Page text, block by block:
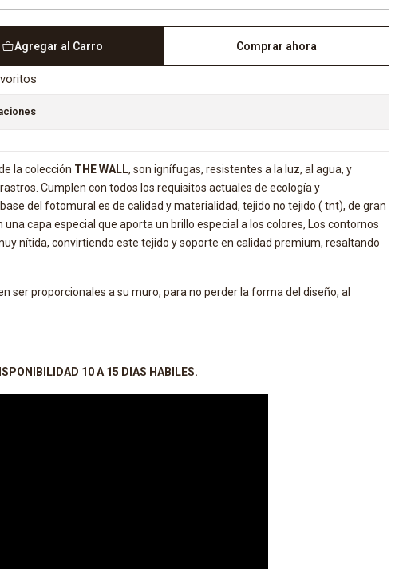
Agregar al Carro Comprar ahora
la colección THE WALL, son ignífugas, resistentes a la luz, al agua, y
Cumplen con todos los requisitos actuales de ecología y
del fotomural es de calidad y materialidad, tejido no tejido ( tnt), de gran
capa especial que aporta un brillo especial a los colores, Los contornos
nítida, convirtiendo este tejido y soporte en calidad premium, resaltando
ser proporcionales a su muro, para no perder la forma del diseño, al
10 A 15 DIAS HABILES.